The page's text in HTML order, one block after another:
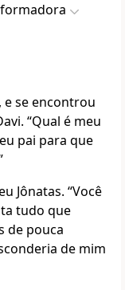
e se encontrou
“Qual é meu
pai para que
Jônatas. “Você
tudo que
de pouca
de mim